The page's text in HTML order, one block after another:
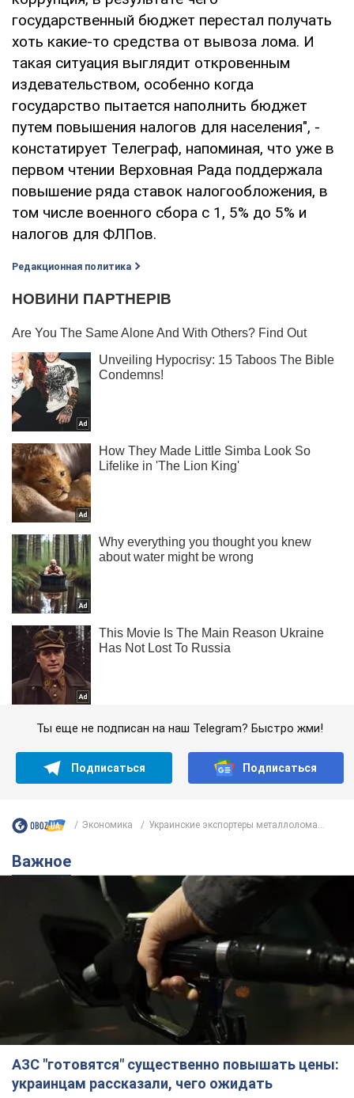
государственный бюджет перестал получать
хоть какие-то средства от вывоза лома. И
такая ситуация выглядит откровенным
издевательством, особенно когда
государство пытается наполнить бюджет
путем повышения налогов для населения", -
констатирует Телеграф, напоминая, что уже в
первом чтении Верховная Рада поддержала
повышение ряда ставок налогообложения, в
том числе военного сбора с 1, 5% до 5% и
налогов для ФЛПов.
Редакционная политика
Ты еще не подписан на наш Telegram? Быстро жми!
Подписаться Подписаться
Экономика Украинские экспортеры металлолома...
Важное
АЗС "готовятся" существенно повышать цены:
украинцам рассказали, чего ожидать